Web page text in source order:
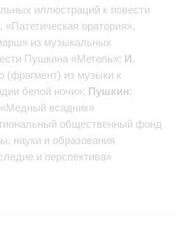
иллюстраций к повести
оратория»,
из музыкальных
Пушкина «Метель»; И.
(фрагмент) из музыки к
белой ночи»; Пушкин:
всадник»
общественный фонд
науки и образования
и перспектива»